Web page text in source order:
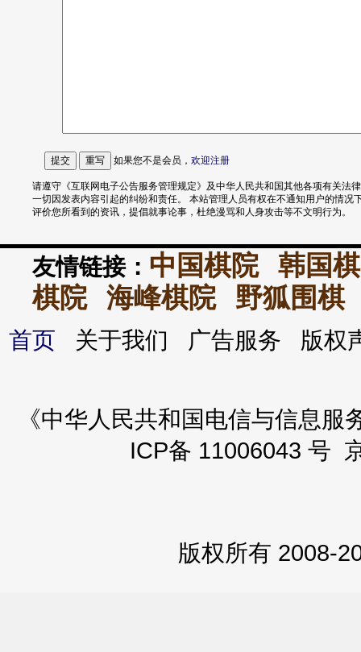
如果您不是会员， 欢迎注册
请遵守《互联网电子公告服务管理规定》及中华人民共和国其他各项有关法
一切因发表内容引起的纠纷和责任。 本站管理人员有权在不通知用户的情况
评价您所看到的资讯，提倡就事论事，杜绝漫骂和人身攻击等不文明行为。
友情链接： 中国棋院
韩国
棋院
海峰棋院 野狐围棋
首页 关于我们 广告服务 版
《中华人民共和国电信与信息
ICP备 11006043 号
版权所有 2008-